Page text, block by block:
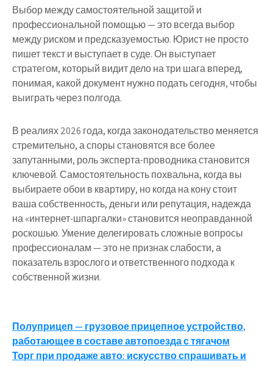
Выбор между самостоятельной защитой и
профессиональной помощью — это всегда выбор
между риском и предсказуемостью. Юрист не просто
пишет текст и выступает в суде. Он выступает
стратегом, который видит дело на три шага вперед,
понимая, какой документ нужно подать сегодня, чтобы
выиграть через полгода.
В реалиях 2026 года, когда законодательство меняется
стремительно, а споры становятся все более
запутанными, роль эксперта-проводника становится
ключевой. Самостоятельность похвальна, когда вы
выбираете обои в квартиру, но когда на кону стоит
ваша собственность, деньги или репутация, надежда
на «интернет-шпаргалки» становится неоправданной
роскошью. Умение делегировать сложные вопросы
профессионалам — это не признак слабости, а
показатель взрослого и ответственного подхода к
собственной жизни.
Навигация
по
Полуприцеп — грузовое прицепное устройство,
работающее в составе автопоезда с тягачом
Торг при продаже авто: искусство спрашивать и